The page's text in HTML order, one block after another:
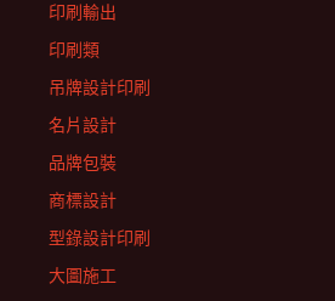
印刷輸出
印刷類
吊牌設計印刷
名片設計
品牌包裝
商標設計
型錄設計印刷
大圖施工